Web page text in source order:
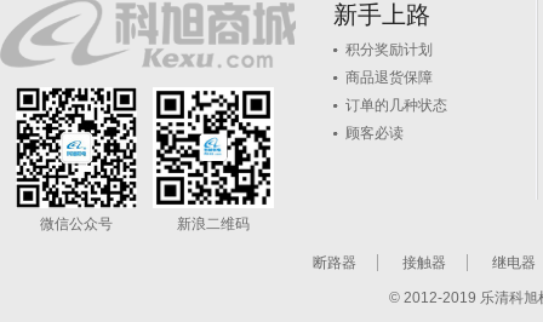
微信公众号 新浪二维码
新手上路
积分奖励计划
商品退货保障
订单的几种状态
顾客必读
断路器 接触器 继电器
© 2012-2019 乐清科旭